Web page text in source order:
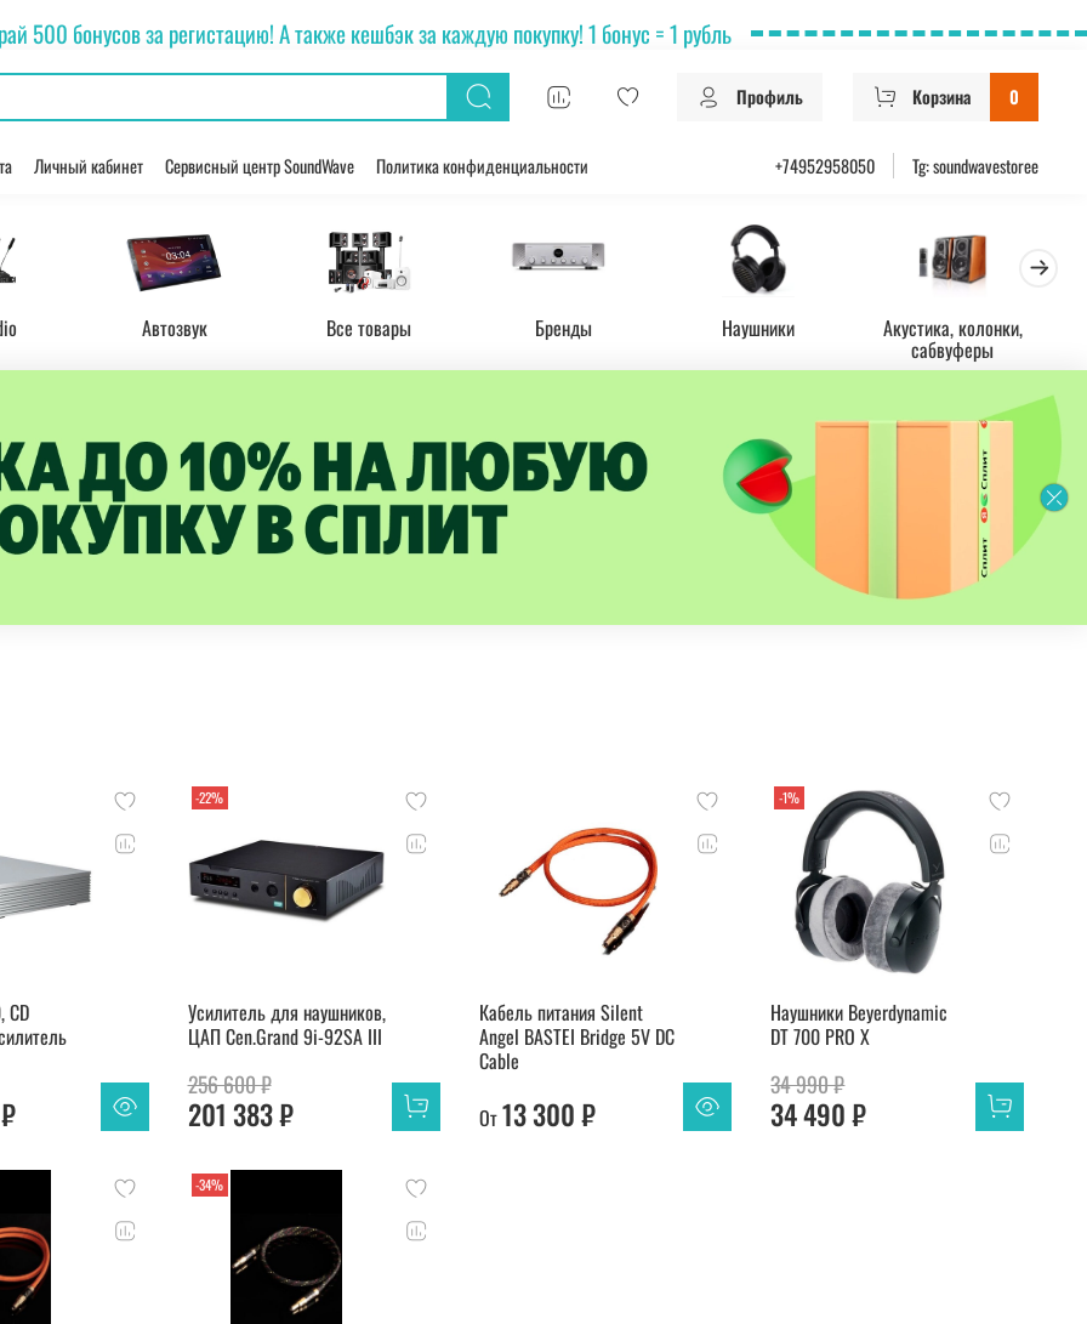
500 бонусов за регистацию! А также кешбэк за каждую покупку! 1 бонус = 1 рубль
Профиль Корзина 0
Личный кабинет Сервисный центр SoundWave Политика конфиденциальности +74952958050 Tg: soundwavestoree
Автозвук Все товары Бренды Наушники Акустика, колонки,
сабвуферы
CD
-22%
Усилитель для наушников,
ЦАП Cen.Grand 9i-92SA III
256 600 ₽
201 383 ₽
Кабель питания Silent
Angel BASTEI Bridge 5V DC
Cable
От13 300 ₽
-1%
Наушники Beyerdynamic
DT 700 PRO X
34 990 ₽
34 490 ₽
-34%